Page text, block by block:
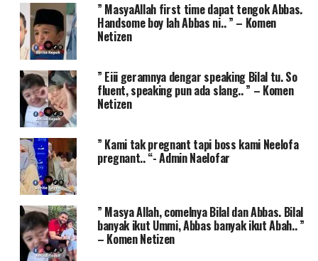
” MasyaAllah first time dapat tengok Abbas.
Handsome boy lah Abbas ni.. ” – Komen
Netizen
” Eiii geramnya dengar speaking Bilal tu. So
fluent, speaking pun ada slang.. ” – Komen
Netizen
” Kami tak pregnant tapi boss kami Neelofa
pregnant.. “- Admin Naelofar
” Masya Allah, comelnya Bilal dan Abbas. Bilal
banyak ikut Ummi, Abbas banyak ikut Abah.. ”
– Komen Netizen